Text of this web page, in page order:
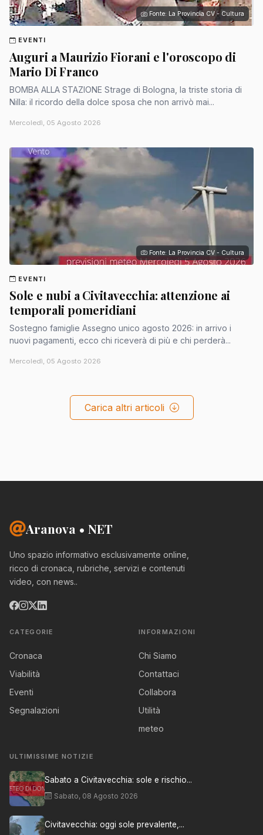
Fonte: La Provincia CV - Cultura
EVENTI
Auguri a Maurizio Fiorani e l'oroscopo di
Mario Di Franco
BOMBA ALLA STAZIONE Strage di Bologna, la triste storia di
Nilla: il ricordo della dolce sposa che non arrivò mai...
Mercoledì, 05 Agosto 2026
Fonte: La Provincia CV - Cultura
EVENTI
Sole e nubi a Civitavecchia: attenzione ai
temporali pomeridiani
Sostegno famiglie Assegno unico agosto 2026: in arrivo i
nuovi pagamenti, ecco chi riceverà di più e chi perderà...
Mercoledì, 05 Agosto 2026
Carica altri articoli
Aranova • NET
Uno spazio informativo esclusivamente online,
ricco di cronaca, rubriche, servizi e contenuti
video, con news..
CATEGORIE
Cronaca
Viabilità
Eventi
Segnalazioni
INFORMAZIONI
Chi Siamo
Contattaci
Collabora
Utilità
meteo
ULTIMISSIME NOTIZIE
Sabato a Civitavecchia: sole e rischio...
Sabato, 08 Agosto 2026
Civitavecchia: oggi sole prevalente,...